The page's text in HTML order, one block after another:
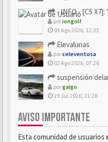
- INFO - [C5 X7]:
poriongolf
03 Ago 2026, 12:33
Elevalunas
porceleventosa
02 Ago 2026, 07:26
suspensión
porgalgo
29 Jul 2026, 21:28
AVISO IMPORTANTE
Esta comunidad de usuarios